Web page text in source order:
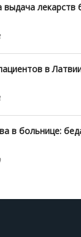
выдача лекарств
в
в больнице: